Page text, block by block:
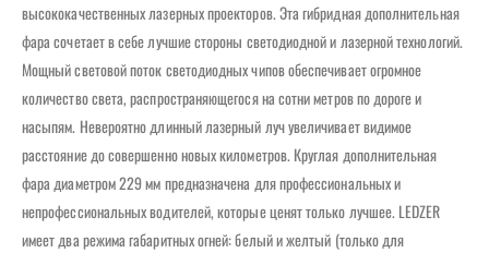
высококачественных лазерных проекторов. Эта гибридная дополнительная
фара сочетает в себе лучшие стороны светодиодной и лазерной технологий.
Мощный световой поток светодиодных чипов обеспечивает огромное
количество света, распространяющегося на сотни метров по дороге и
насыпям. Невероятно длинный лазерный луч увеличивает видимое
расстояние до совершенно новых километров. Круглая дополнительная
фара диаметром 229 мм предназначена для профессиональных и
непрофессиональных водителей, которые ценят только лучшее. LEDZER
имеет два режима габаритных огней: белый и желтый (только для